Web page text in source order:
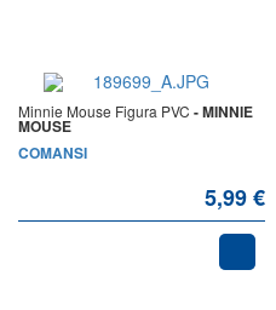
Minnie Mouse Figura PVC - MINNIE
MOUSE
COMANSI
5,99 €